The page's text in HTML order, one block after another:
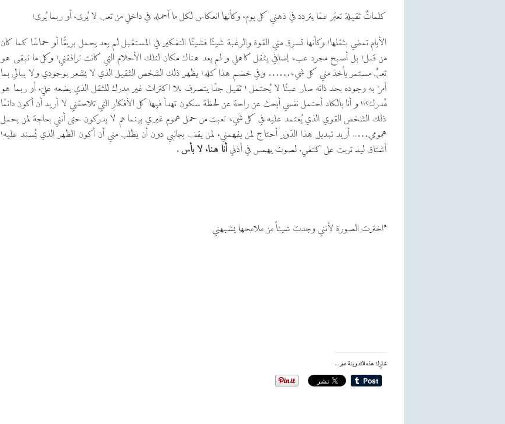
كلماتٌ ثقيلة تعبّر عمّا يتردد في ذهني كل يوم، وكأنها انعكاس لكل ما أحمله في داخلي من تعب لا يُرى، أو ربما يُرى!
الأيام تمضي بثقلها! وكأنها تسرق مني القوة والرغبة شيئًا فشيئًا التفكير في المستقبل لم يعد يحمل بريقًا أو حماسًا كما كان
من قبل! بل أصبح مجرد عبء إضافي يثقل كاهلي و لم يعد هناك مكان لتلك الأحلام التي كانت ترافقني! وكل ما تبقى هو
تعبٌ مستمر يأخذ مني كل شيء…… وفي خضم هذا كله! يظهر ذلك الشخص الثقيل الذي لا يشعر بوجودي ولا يبالي بما
أمرّ به وجوده بحد ذاته صار عبئًا لا يُحتمل ! ثقيل جدًا يتصرف بلا اكتراث غير مدرك للثقل الذي يضعه عليّ، أو ربما هو
مُدرك؟!! و أنا بالكاد أحتمل نفسي أبحث عن راحة عن لحظة سكون تهدأ فيها كل الأفكار التي تلاحقني لا أريد أن أكون دائمًا
ذلك الشخص القوي الذي يُعتمد عليه في كل شيء تعبت من حمل هموم غيري بينما هم لا يدركون حتى أنني بحاجة لمن يحمل
همومي….. أريد تبديل هذا الدّور أحتاج لمن يفهمني، لمن يقف بجانبي دون أن يطلب مني أن أكون الظهر الذي يُسند عليه!
أشتاق ليد تربت على كتفي، لصوت يهمس في أذنيأنا هنا، لا بأس .
*اخترت الصورة لأنني وجدت شيئاً من ملامحها يشبهني
شارِك هذه التدوينة عبر ...